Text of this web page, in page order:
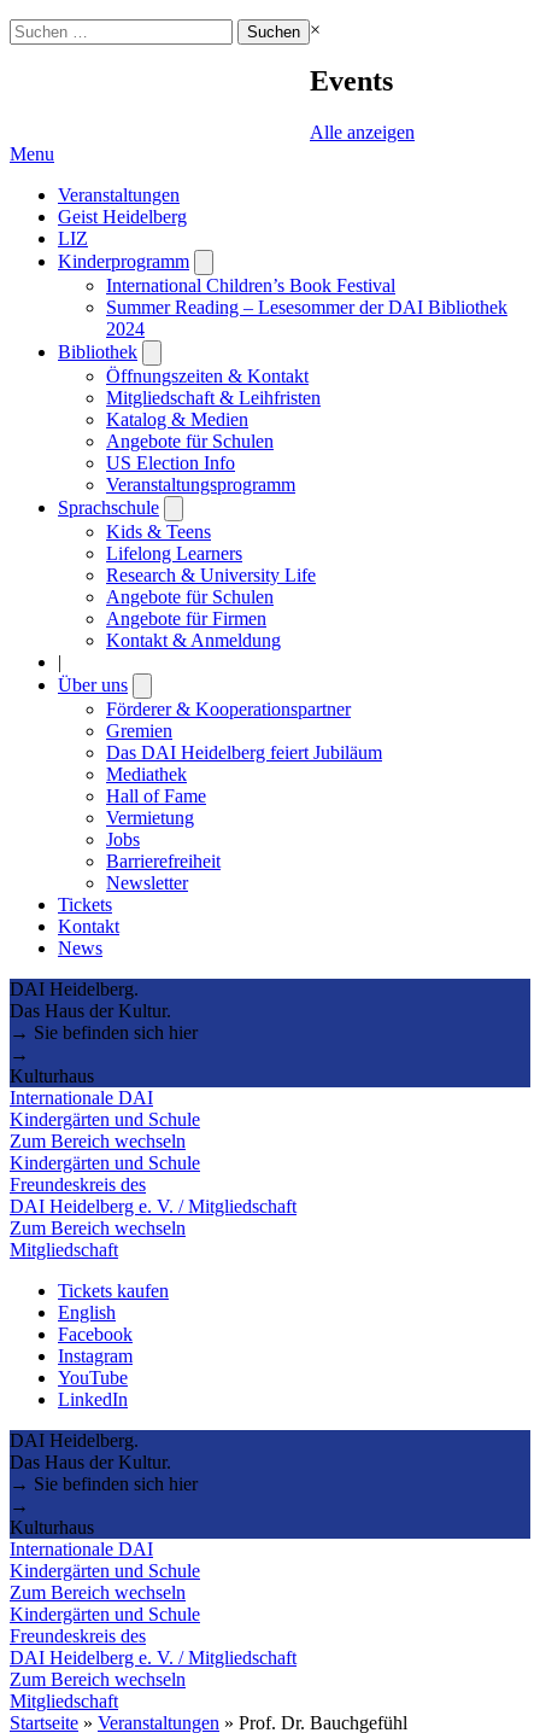
Suchen
nach:
×
Events
Alle anzeigen
Menu
Veranstaltungen
Geist Heidelberg
LIZ
Kinderprogramm
submenu
International Children’s Book Festival
Summer Reading – Lesesommer der DAI Bibliothek
2024
Bibliothek
submenu
Öffnungszeiten & Kontakt
Mitgliedschaft & Leihfristen
Katalog & Medien
Angebote für Schulen
US Election Info
Veranstaltungsprogramm
Sprachschule
submenu
Kids & Teens
Lifelong Learners
Research & University Life
Angebote für Schulen
Angebote für Firmen
Kontakt & Anmeldung
|
Über uns
submenu
Förderer & Kooperationspartner
Gremien
Das DAI Heidelberg feiert Jubiläum
Mediathek
Hall of Fame
Vermietung
Jobs
Barrierefreiheit
Newsletter
Tickets
Kontakt
News
DAI Heidelberg.
Das Haus der Kultur.
→ Sie befinden sich hier
→
Kulturhaus
Internationale DAI
Kindergärten und Schule
Zum Bereich wechseln
Kindergärten und Schule
Freundeskreis des
DAI Heidelberg e. V. / Mitgliedschaft
Zum Bereich wechseln
Mitgliedschaft
Tickets kaufen
English
Facebook
Instagram
YouTube
LinkedIn
DAI Heidelberg.
Das Haus der Kultur.
→ Sie befinden sich hier
→
Kulturhaus
Internationale DAI
Kindergärten und Schule
Zum Bereich wechseln
Kindergärten und Schule
Freundeskreis des
DAI Heidelberg e. V. / Mitgliedschaft
Zum Bereich wechseln
Mitgliedschaft
Startseite » Veranstaltungen » Prof. Dr. Bauchgefühl